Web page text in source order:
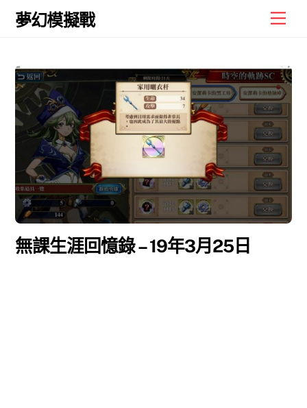
Skip
夢幻模擬戰
無課生涯回憶錄 – 19年3月25日